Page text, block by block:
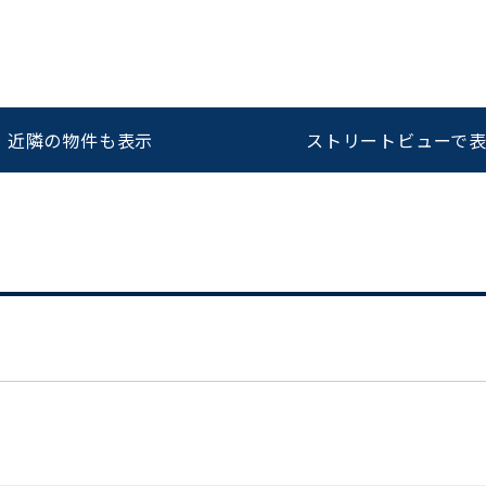
スムーズにご案内できます
0120-620-213
近隣の物件も表示 ストリートビューで